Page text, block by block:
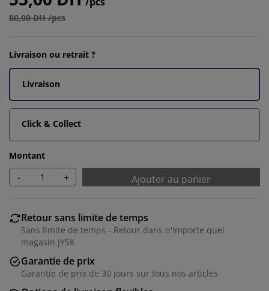
80,00 DH /pcs
Livraison ou retrait ?
Livraison
Click & Collect
Montant
- + Ajouter au panier
Retour sans limite de temps
Sans limite de temps - Retour dans n'importe quel
magasin JYSK
Garantie de prix
Garantie de prix de 30 jours sur tous nos articles